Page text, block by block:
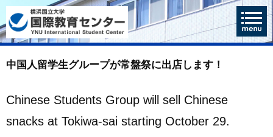
中国人留学生グループが常盤祭に出店します！
Chinese Students Group will sell Chinese
snacks at Tokiwa-sai starting October 29.